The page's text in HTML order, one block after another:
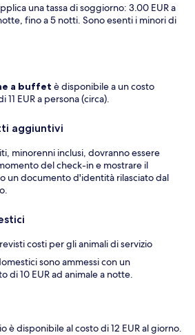
una tassa di soggiorno: 3.00 EUR a
fino a 5 notti. Sono esenti i minori di
a buffet è disponibile a un costo
11 EUR a persona (circa).
aggiuntivi
minorenni inclusi, dovranno essere
del check-in e mostrare il
un documento d'identità rilasciato dal
costi per gli animali di servizio
sono ammessi con un
di 10 EUR ad animale a notte.
è disponibile al costo di 12 EUR al giorno.